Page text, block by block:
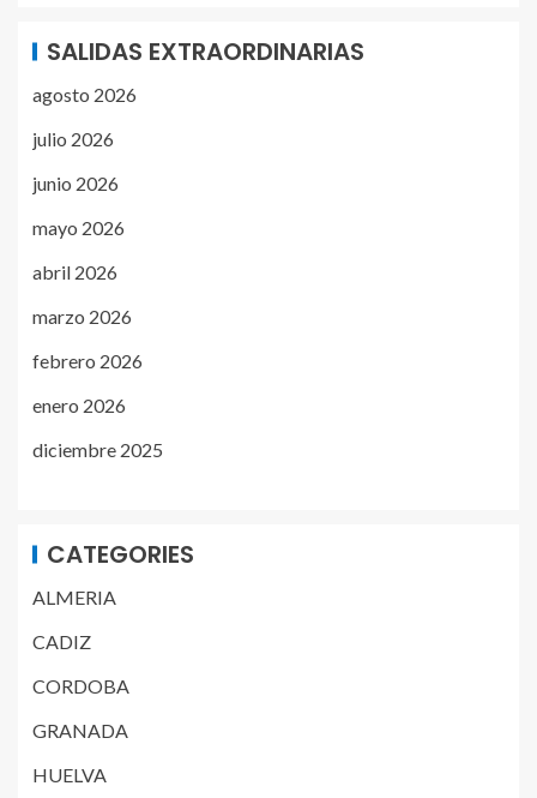
SALIDAS EXTRAORDINARIAS
agosto 2026
julio 2026
junio 2026
mayo 2026
abril 2026
marzo 2026
febrero 2026
enero 2026
diciembre 2025
CATEGORIES
ALMERIA
CADIZ
CORDOBA
GRANADA
HUELVA